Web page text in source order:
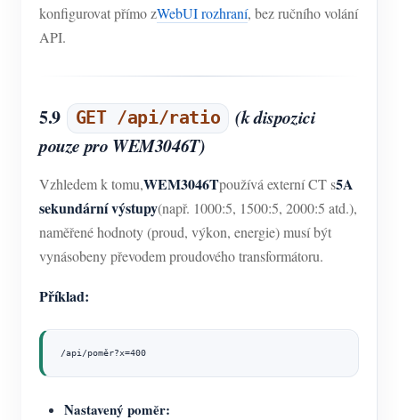
konfigurovat přímo zWebUI rozhraní, bez ručního volání
API.
5.9 GET /api/ratio
(k dispozici
pouze pro WEM3046T)
Vzhledem k tomu,WEM3046Tpoužívá externí CT s5A
sekundární výstupy(např. 1000:5, 1500:5, 2000:5 atd.),
naměřené hodnoty (proud, výkon, energie) musí být
vynásobeny převodem proudového transformátoru.
Příklad:
/api/poměr?x=400
Nastavený poměr: